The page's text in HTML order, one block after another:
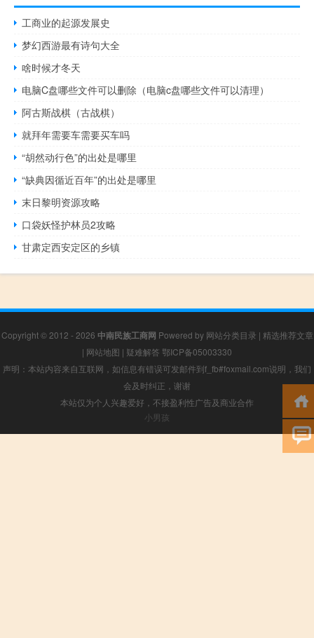
工商业的起源发展史
梦幻西游最有诗句大全
啥时候才冬天
电脑C盘哪些文件可以删除（电脑c盘哪些文件可以清理）
阿古斯战棋（古战棋）
就拜年需要车需要买车吗
“胡然动行色”的出处是哪里
“缺典因循近百年”的出处是哪里
末日黎明资源攻略
口袋妖怪护林员2攻略
甘肃定西安定区的乡镇
Copyright © 2012 - 2026 中南民族工商网 Powered by 网站分类目录 | 精选推荐文章
| 网站地图 | 疑难解答 鄂ICP备05003330
声明：本站内容来自互联网，如信息有错误可发邮件到f_fb#foxmail.com说明，我们
会及时纠正，谢谢
本站仅为个人兴趣爱好，不接盈利性广告及商业合作
小男孩